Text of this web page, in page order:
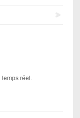
temps réel.